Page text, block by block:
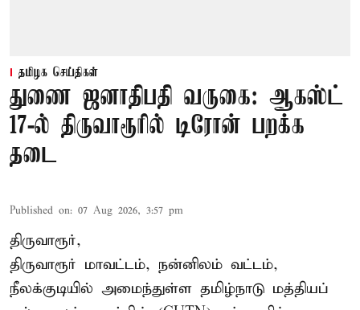
தமிழக செய்திகள்
துணை ஜனாதிபதி வருகை: ஆகஸ்ட்
17-ல் திருவாரூரில் டிரோன் பறக்க
தடை
Published on: 07 Aug 2026, 3:57 pm
திருவாரூர்,
திருவாரூர் மாவட்டம், நன்னிலம் வட்டம்,
நீலக்குடியில் அமைந்துள்ள தமிழ்நாடு மத்தியப்